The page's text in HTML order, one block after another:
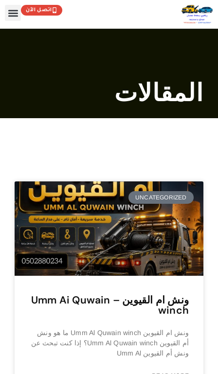
إلى
المحتوى
اتصل الآن
المقالات
UNCATEGORIZED
ونش ام القيوين – Umm Ai Quwain
winch
ونش ام القيوين Umm Al Quwain winch ما هو ونش
أم القيوين Umm Al Quwain winch؟ إذا كنت تبحث عن
ونش أم القيوين Umm Al